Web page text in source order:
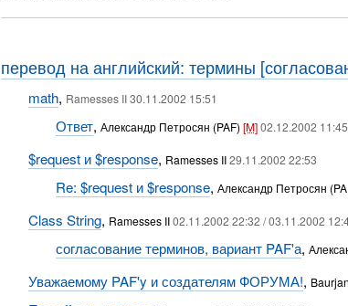
перевод на английский: термины
math, Ramesses II 30.11.2002 15:51
Ответ,Александр Петросян (PAF)[M]02.12.2002 11:45
$request и $response, Ramesses II29.11.2002 22:53
Re: $request и $response,Александр Петросян
Class String, Ramesses II02.11.2002 22:32 / 03.11.2002
согласование терминов, вариант PAF'а,
Уважаемому PAF'y и создателям ФОРУМА!, Baurjan